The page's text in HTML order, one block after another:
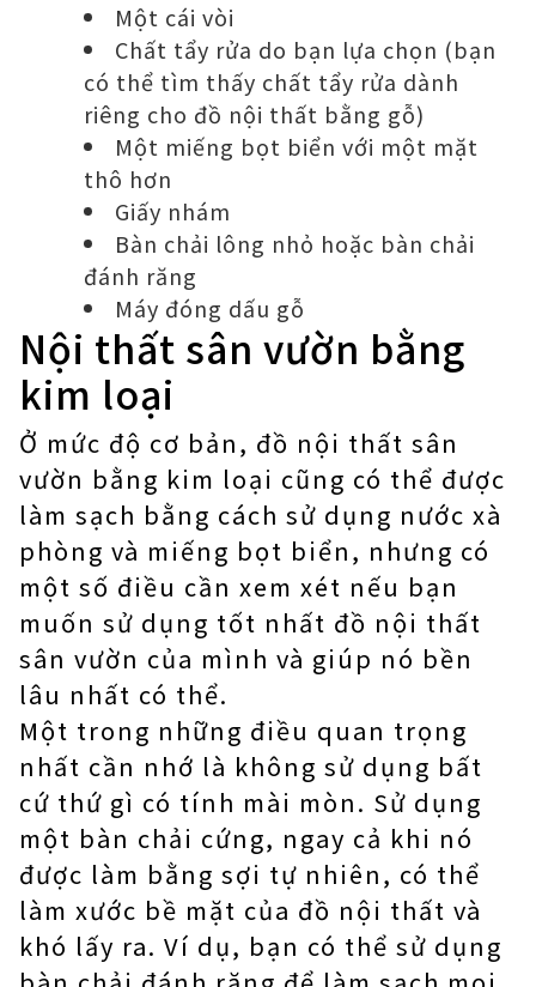
Một cái vòi
Chất tẩy rửa do bạn lựa chọn (bạn
có thể tìm thấy chất tẩy rửa dành
riêng cho đồ nội thất bằng gỗ)
Một miếng bọt biển với một mặt
thô hơn
Giấy nhám
Bàn chải lông nhỏ hoặc bàn chải
đánh răng
Máy đóng dấu gỗ
Nội thất sân vườn bằng
kim loại
Ở mức độ cơ bản, đồ nội thất sân
vườn bằng kim loại cũng có thể được
làm sạch bằng cách sử dụng nước xà
phòng và miếng bọt biển, nhưng có
một số điều cần xem xét nếu bạn
muốn sử dụng tốt nhất đồ nội thất
sân vườn của mình và giúp nó bền
lâu nhất có thể.
Một trong những điều quan trọng
nhất cần nhớ là không sử dụng bất
cứ thứ gì có tính mài mòn. Sử dụng
một bàn chải cứng, ngay cả khi nó
được làm bằng sợi tự nhiên, có thể
làm xước bề mặt của đồ nội thất và
khó lấy ra. Ví dụ, bạn có thể sử dụng